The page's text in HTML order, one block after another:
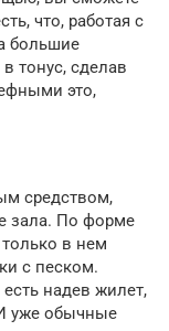
что, работая с
большие
тонус, сделав
это,
средством,
зала. По форме
в нем
с песком.
надев жилет,
уже обычные